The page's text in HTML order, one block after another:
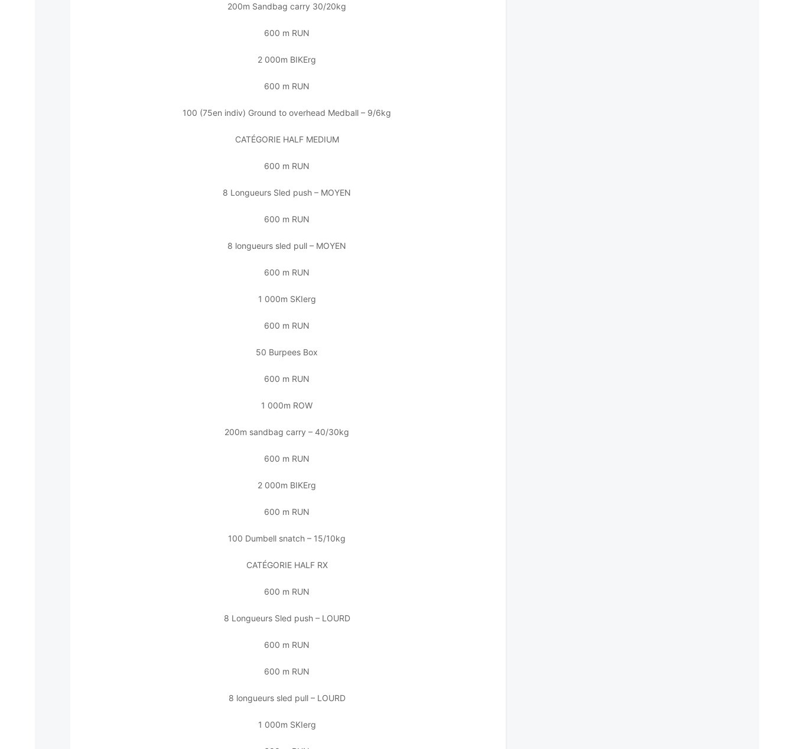
200m Sandbag carry 30/20kg
600 m RUN
2 000m BIKErg
600 m RUN
100 (75en indiv) Ground to overhead Medball – 9/6kg
CATÉGORIE HALF MEDIUM
600 m RUN
8 Longueurs Sled push – MOYEN
600 m RUN
8 longueurs sled pull – MOYEN
600 m RUN
1 000m SKIerg
600 m RUN
50 Burpees Box
600 m RUN
1 000m ROW
200m sandbag carry – 40/30kg
600 m RUN
2 000m BIKErg
600 m RUN
100 Dumbell snatch – 15/10kg
CATÉGORIE HALF RX
600 m RUN
8 Longueurs Sled push – LOURD
600 m RUN
600 m RUN
8 longueurs sled pull – LOURD
1 000m SKIerg